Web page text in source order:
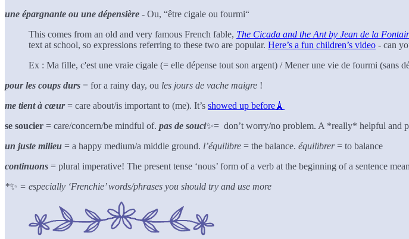
une épargnante ou une dépensière - Ou, “être cigale ou fourmi“
This comes from an old and very famous French fable, The Cicada and the Ant by Jean de la
text at school, so expressions referring to these two are popular. Here’s a fun children’s video - can
Ex : Ma fille, c'est une vraie cigale (= elle dépense tout son argent) / Mener une vie de fourmi (sans
pour les coups durs = for a rainy day, ou les jours de vache maigre !
me tient à cœur= care about/is important to (me). It’s showed up before🗼
se soucier = care/concern/be mindful of. pas de souci✨= don’t worry/no problem. A *really* helpful and
un juste milieu = a happy medium/a middle ground. l’équilibre = the balance. équilibrer= to balance
continuons = plural imperative! The present tense ‘nous’ form of a verb at the beginning of a sentence
*✨ = especially ‘Frenchie’ words/phrases you should try and use more